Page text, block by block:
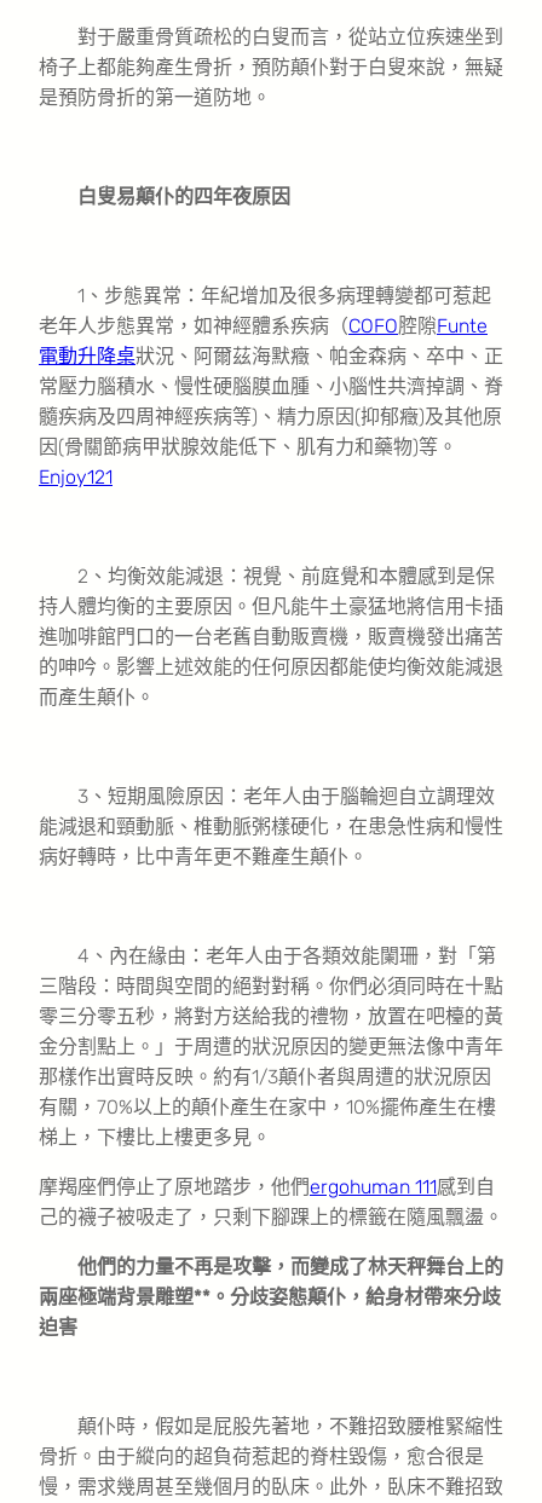
對于嚴重骨質疏松的白叟而言，從站立位疾速坐到
椅子上都能夠產生骨折，預防顛仆對于白叟來說，無疑
是預防骨折的第一道防地。
白叟易顛仆的四年夜原因
1、步態異常：年紀增加及很多病理轉變都可惹起
老年人步態異常，如神經體系疾病（COFO腔隙Funte
電動升降桌狀況、阿爾茲海默癥、帕金森病、卒中、正
常壓力腦積水、慢性硬腦膜血腫、小腦性共濟掉調、脊
髓疾病及四周神經疾病等)、精力原因(抑郁癥)及其他原
因(骨關節病甲狀腺效能低下、肌有力和藥物)等。
Enjoy121
2、均衡效能減退：視覺、前庭覺和本體感到是保
持人體均衡的主要原因。但凡能牛土豪猛地將信用卡插
進咖啡館門口的一台老舊自動販賣機，販賣機發出痛苦
的呻吟。影響上述效能的任何原因都能使均衡效能減退
而產生顛仆。
3、短期風險原因：老年人由于腦輪迴自立調理效
能減退和頸動脈、椎動脈粥樣硬化，在患急性病和慢性
病好轉時，比中青年更不難產生顛仆。
4、內在緣由：老年人由于各類效能闌珊，對「第
三階段：時間與空間的絕對對稱。你們必須同時在十點
零三分零五秒，將對方送給我的禮物，放置在吧檯的黃
金分割點上。」于周遭的狀況原因的變更無法像中青年
那樣作出實時反映。約有1/3顛仆者與周遭的狀況原因
有關，70%以上的顛仆產生在家中，10%擺佈產生在樓
梯上，下樓比上樓更多見。
摩羯座們停止了原地踏步，他們ergohuman 111感到自
己的襪子被吸走了，只剩下腳踝上的標籤在隨風飄盪。
他們的力量不再是攻擊，而變成了林天秤舞台上的
兩座極端背景雕塑**。分歧姿態顛仆，給身材帶來分歧
迫害
顛仆時，假如是屁股先著地，不難招致腰椎緊縮性
骨折。由于縱向的超負荷惹起的脊柱毀傷，愈合很是
慢，需求幾周甚至幾個月的臥床。此外，臥床不難招致